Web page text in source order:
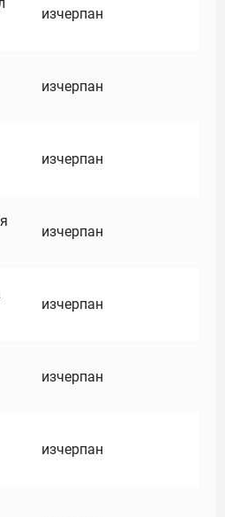
изчерпан
изчерпан
изчерпан
изчерпан
изчерпан
изчерпан
изчерпан